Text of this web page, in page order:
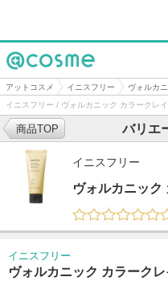
@cosme
アットコスメ イニスフリー ヴォルカ
イニスフリー / ヴォルカニック カラークレ
バリエ
商品TOP
イニスフリー
ヴォルカニック
イニスフリー
ヴォルカニック カラーク